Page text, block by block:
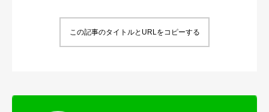
この記事のタイトルとURLをコピーする